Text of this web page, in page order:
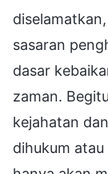
sasaran
dasar
zaman.
kejahatan
dihukum